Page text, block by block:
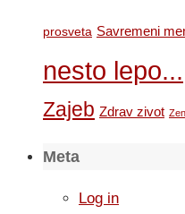
prosveta Savremeni
nesto lepo...
Zajeb Zdrav zivot
Meta
Log in